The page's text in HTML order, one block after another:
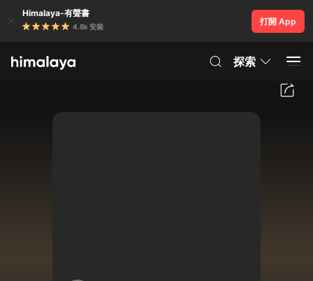
Himalaya-有聲書
4.8k 安裝
打開 App
探索